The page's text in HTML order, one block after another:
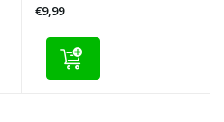
€9,99